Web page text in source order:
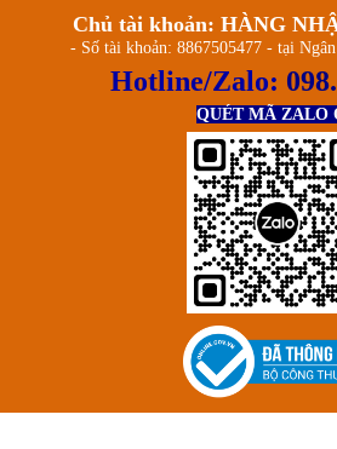
Chủ tài khoản: HÀNG
- Số tài khoản: 8867505477 - tại
Hotline/Zalo:
QUÉT MÃ ZALO